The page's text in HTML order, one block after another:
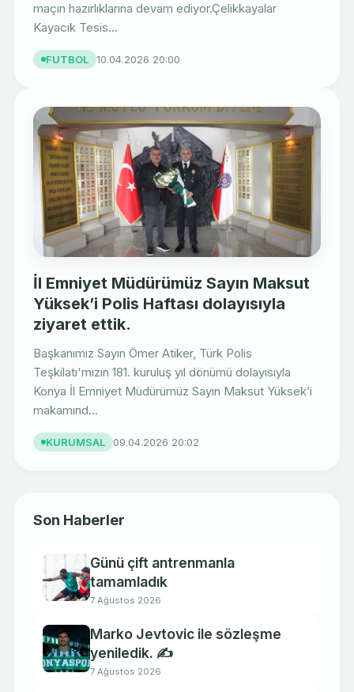
maçın hazırlıklarına devam ediyor.Çelikkayalar
Kayacık Tesis...
FUTBOL 10.04.2026 20:00
İl Emniyet Müdürümüz Sayın Maksut
Yüksek’i Polis Haftası dolayısıyla
ziyaret ettik.
Başkanımız Sayın Ömer Atiker, Türk Polis
Teşkilatı'mızın 181. kuruluş yıl dönümü dolayısıyla
Konya İl Emniyet Müdürümüz Sayın Maksut Yüksek’i
makamınd...
KURUMSAL 09.04.2026 20:02
Son Haberler
Günü çift antrenmanla
tamamladık
7 Ağustos 2026
Marko Jevtovic ile sözleşme
yeniledik. ✍️
7 Ağustos 2026